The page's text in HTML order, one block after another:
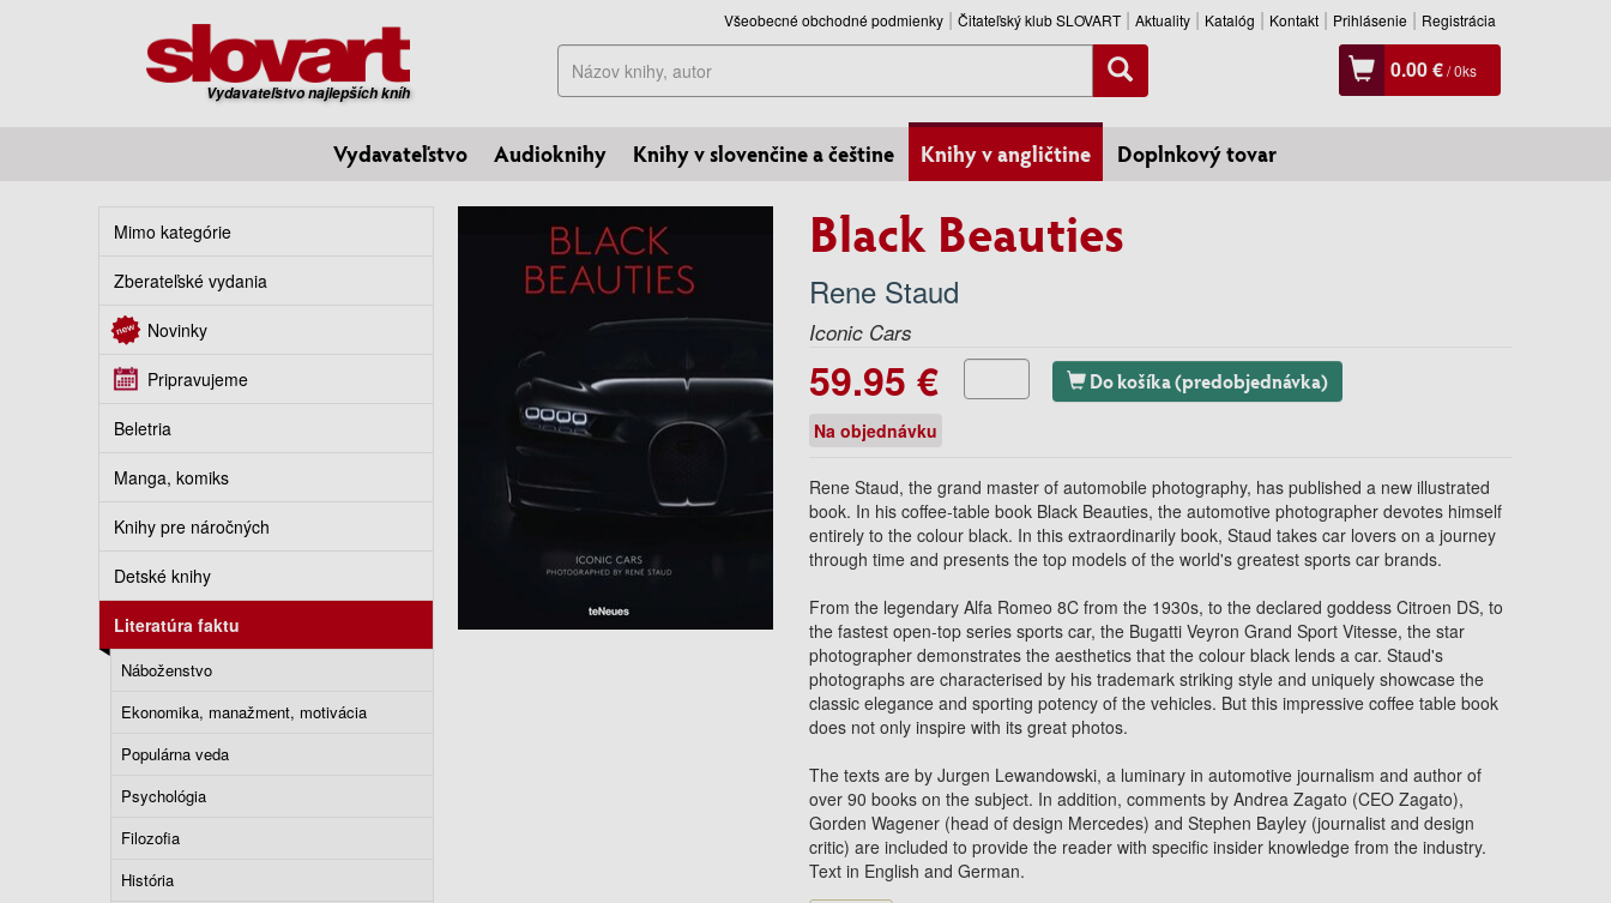
Vydavateľstvo najlepších kníh
Všeobecné obchodné podmienky Čitateľský klub SLOVART Aktuality Katalóg Kontakt Prihlásenie Registrácia
Hľadať 0.00 €/0ks
Vydavateľstvo Audioknihy Knihy v slovenčine a češtine Knihy v angličtine Doplnkový tovar
Mimo kategórie
Zberateľské vydania
Novinky
Pripravujeme
Beletria
Manga, komiks
Knihy pre náročných
Detské knihy
Literatúra faktu
Náboženstvo
Ekonomika, manažment, motivácia
Populárna veda
Psychológia
Filozofia
História
Black Beauties
Rene Staud
Iconic Cars
59.95 € Do košíka (predobjednávka)
Na objednávku
Rene Staud, the grand master of automobile photography, has published a new illustrated
book. In his coffee-table book Black Beauties, the automotive photographer devotes himself
entirely to the colour black. In this extraordinarily book, Staud takes car lovers on a journey
through time and presents the top models of the world's greatest sports car brands.
From the legendary Alfa Romeo 8C from the 1930s, to the declared goddess Citroen DS, to
the fastest open-top series sports car, the Bugatti Veyron Grand Sport Vitesse, the star
photographer demonstrates the aesthetics that the colour black lends a car. Staud's
photographs are characterised by his trademark striking style and uniquely showcase the
classic elegance and sporting potency of the vehicles. But this impressive coffee table book
does not only inspire with its great photos.
The texts are by Jurgen Lewandowski, a luminary in automotive journalism and author of
over 90 books on the subject. In addition, comments by Andrea Zagato (CEO Zagato),
Gorden Wagener (head of design Mercedes) and Stephen Bayley (journalist and design
critic) are included to provide the reader with specific insider knowledge from the industry.
Text in English and German.